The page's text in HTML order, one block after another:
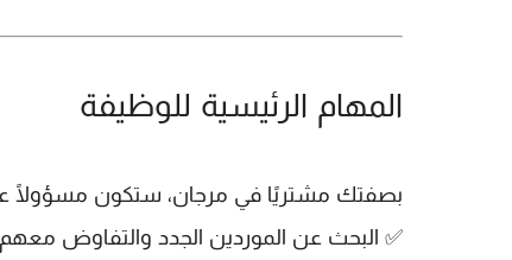
المهام الرئيسية للوظيفة
بصفتك مشتريًا في مرجان، ستكون مسؤولًا
✅ البحث عن الموردين الجدد والتفاوض معهم،